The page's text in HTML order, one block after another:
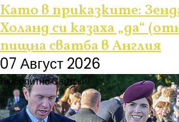
Като в приказките:
Холанд си казаха „да“
пищна сватба в Англия
07 Август 2026
ЛюбопитноСветски